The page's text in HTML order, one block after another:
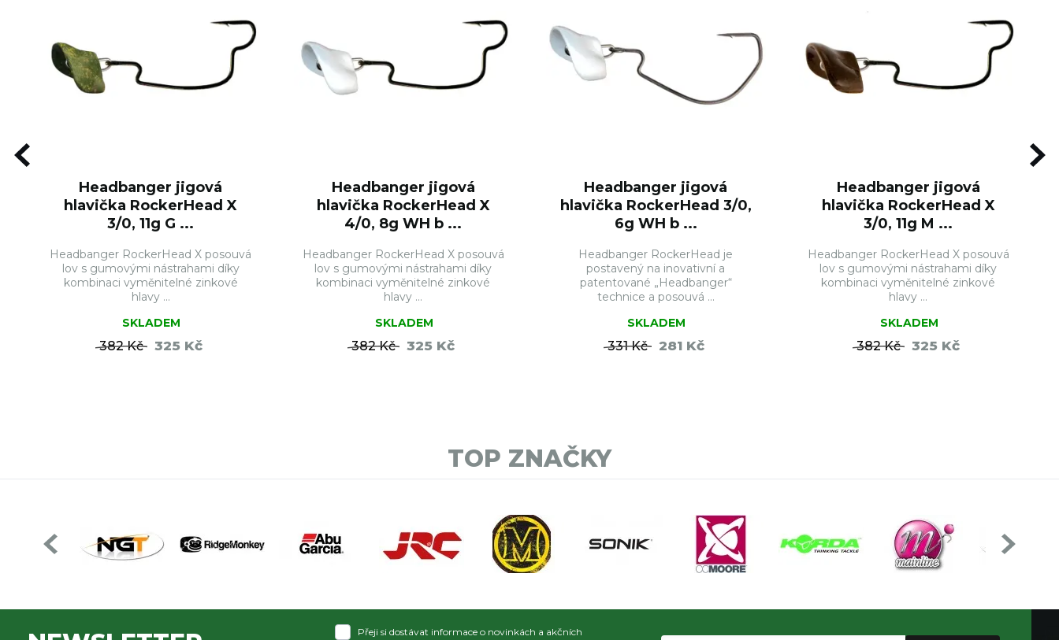
Headbanger jigová
hlavička RockerHead X
3/0, 11g G ...
Headbanger RockerHead X posouvá
lov s gumovými nástrahami díky
kombinaci vyměnitelné zinkové
hlavy ...
SKLADEM
382 Kč 325 Kč
Headbanger jigová
hlavička RockerHead X
4/0, 8g WH b ...
Headbanger RockerHead X posouvá
lov s gumovými nástrahami díky
kombinaci vyměnitelné zinkové
hlavy ...
SKLADEM
382 Kč 325 Kč
Headbanger jigová
hlavička RockerHead 3/0,
6g WH b ...
Headbanger RockerHead je
postavený na inovativní a
patentované „Headbanger“
technice a posouvá ...
SKLADEM
331 Kč 281 Kč
Headbanger jigová
hlavička RockerHead X
3/0, 11g M ...
Headbanger RockerHead X posouvá
lov s gumovými nástrahami díky
kombinaci vyměnitelné zinkové
hlavy ...
SKLADEM
382 Kč 325 Kč
TOP ZNAČKY
Přeji si dostávat informace o novinkách a akčních